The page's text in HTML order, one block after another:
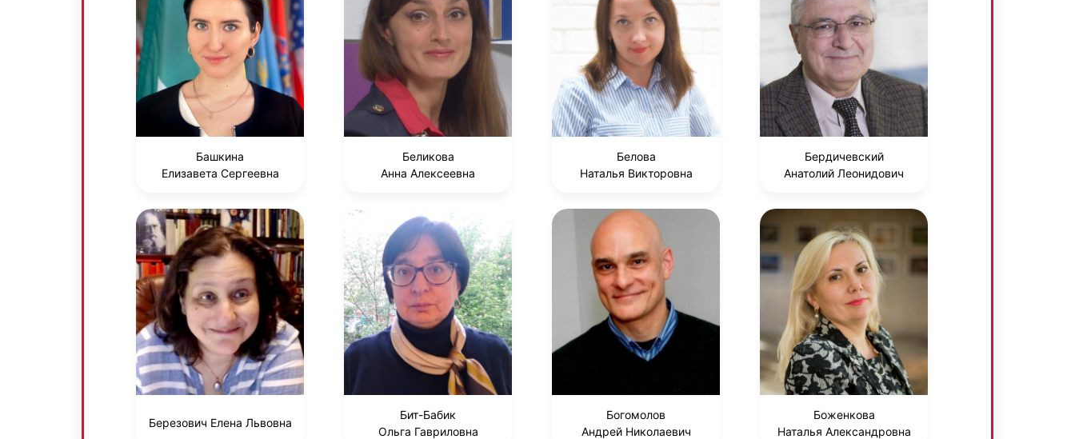
Башкина
Елизавета Сергеевна
Беликова
Анна Алексеевна
Белова
Наталья Викторовна
Бердичевский
Анатолий Леонидович
Березович Елена Львовна
Бит-Бабик
Ольга Гавриловна
Богомолов
Андрей Николаевич
Боженкова
Наталья Александровна